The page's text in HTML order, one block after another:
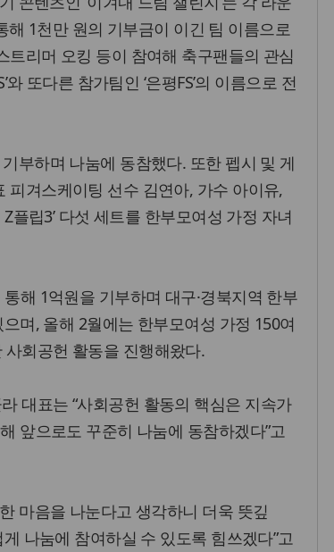
1천만 원의 기부금이 이긴 팀 이름으로
리머 오킹 등이 참여해 축구팬들의 관심
또다른 참가팀인 ‘은평FS’의 이름으로 전
부하며 나눔에 동참했다. 또한 펩시 및 게
피겨스케이팅 선수 김연아, 가수 아이유,
플립3’ 다섯 세트를 한부모여성 가정 자녀
해 1억원을 기부하며 대구·경북지역 한부
며, 올해 2월에는 한부모여성 가정 150여
회공헌 활동을 진행해왔다.
대표는 “사회공헌 활동의 핵심은 지속가
앞으로도 꾸준히 나눔에 동참하겠다”고
마음을 나눈다고 생각하니 더욱 뜻깊
나눔에 참여하실 수 있도록 힘쓰겠다”고